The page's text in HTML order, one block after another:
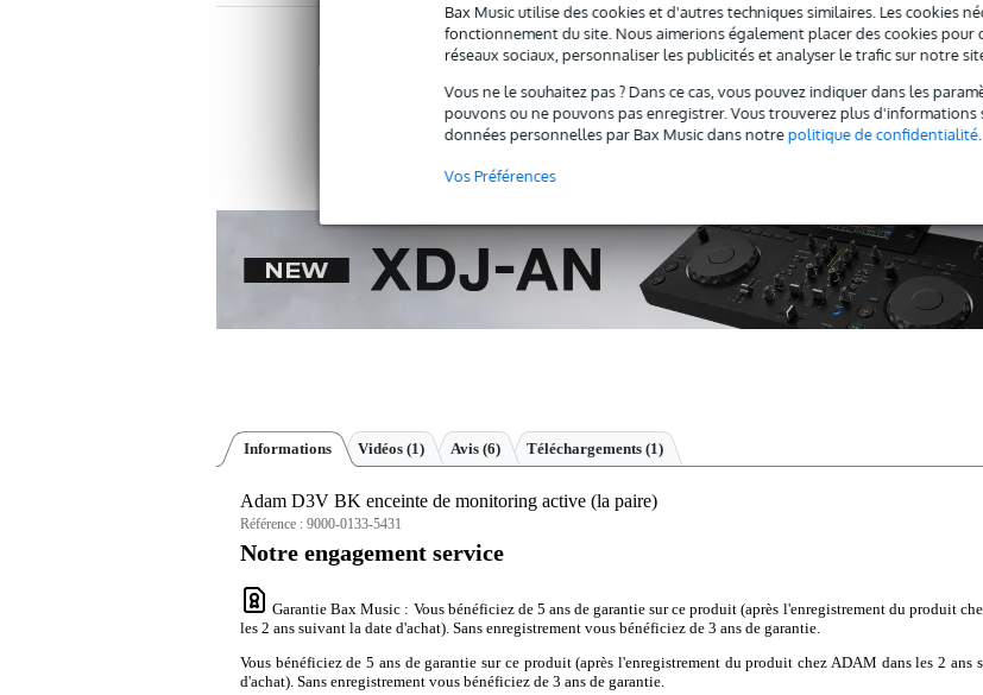
Bax Music utilise des cookies et d'autres techniques similaires. Les cookies
fonctionnement du site. Nous aimerions également placer des cookies
réseaux sociaux, personnaliser les publicités et analyser le trafic sur notre
Vous ne le souhaitez pas ? Dans ce cas, vous pouvez indiquer dans les
pouvons ou ne pouvons pas enregistrer. Vous trouverez plus
données personnelles par Bax Music dans notrepolitique de confidentialité.
Vos Préférences
Vous n'êtes pas sûr si le Adam D3V BK enceinte de monitoring
convient ?
Démarrer la vérification
Informations Vidéos (1) Avis (6) Téléchargements (1)
Adam D3V BK enceinte de monitoring active (la paire)
Référence : 9000-0133-5431
Notre engagement service
Garantie Bax Music : Vous bénéficiez de 5 ans de garantie sur ce produit (après l'enregistrement du produit
les 2 ans suivant la date d'achat). Sans enregistrement vous bénéficiez de 3 ans de garantie.
Vous bénéficiez de 5 ans de garantie sur ce produit (après l'enregistrement du produit chez ADAM dans les 2 ans
d'achat). Sans enregistrement vous bénéficiez de 3 ans de garantie.